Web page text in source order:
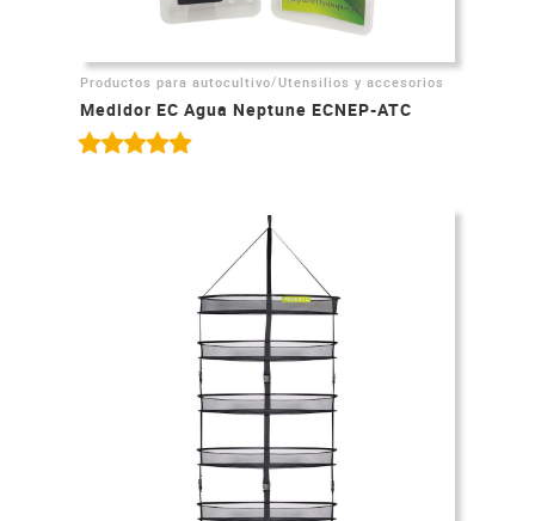
Productos para autocultivo/Utensilios y accesorios
Medidor EC Agua Neptune ECNEP-ATC